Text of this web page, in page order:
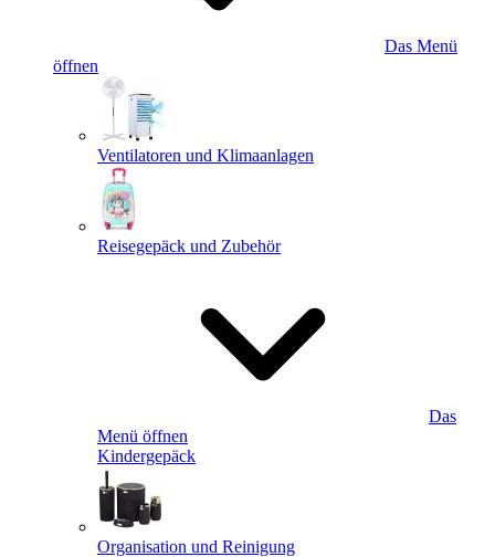
Das Menü
öffnen
Ventilatoren und Klimaanlagen
Reisegepäck und Zubehör
Das
Menü öffnen
Kindergepäck
Organisation und Reinigung